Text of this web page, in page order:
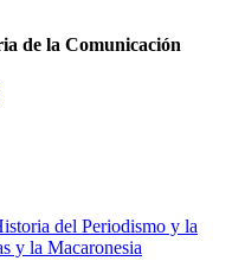
de la Comunicación
del Periodismo y la
y la Macaronesia